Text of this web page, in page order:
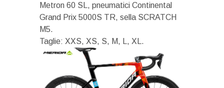
Metron 60 SL, pneumatici Continental
Grand Prix 5000S TR, sella SCRATCH
M5.
Taglie: XXS, XS, S, M, L, XL.